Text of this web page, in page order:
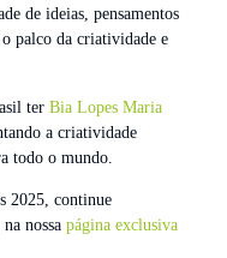
de ideias, pensamentos
palco da criatividade e
ter Bia Lopes Maria
a criatividade
todo o mundo.
2025, continue
nossa página exclusiva